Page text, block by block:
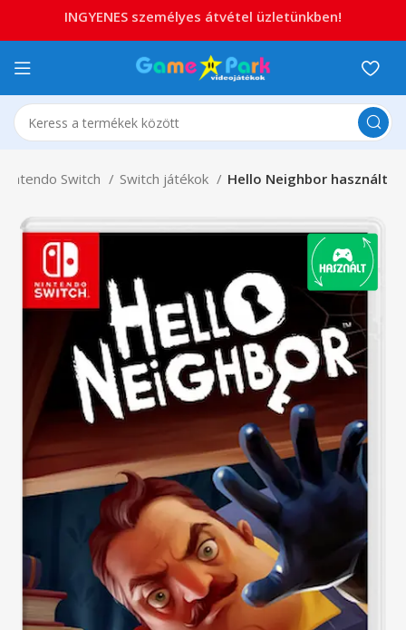
Nintendo Switch Switch játékok Hello Neighbor használt
INGYENES személyes átvétel üzletünkben!